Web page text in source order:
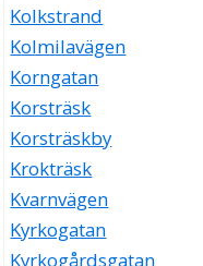
Kolkstrand
Kolmilavägen
Korngatan
Korsträsk
Korsträskby
Krokträsk
Kvarnvägen
Kyrkogatan
Kyrkogårdsgatan